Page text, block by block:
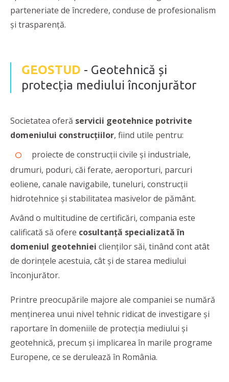
parteneriate de încredere, conduse de profesionalism
și trasparență.
GEOSTUD - Geotehnică și
protecția mediului înconjurător
Societatea oferă servicii geotehnice potrivite
domeniului construcțiilor, fiind utile pentru:
proiecte de construcții civile și industriale,
drumuri, poduri, căi ferate, aeroporturi, parcuri
eoliene, canale navigabile, tuneluri, construcții
hidrotehnice și stabilitatea masivelor de pământ.
Având o multitudine de certificări, compania este
calificată să ofere cosultanţă specializată în
domeniul geotehniei clienţilor săi, tinând cont atât
de dorinţele acestuia, cât şi de starea mediului
înconjurător.
Printre preocupările majore ale companiei se numără
menținerea unui nivel tehnic ridicat de investigare și
raportare în domeniile de protecția mediului și
geotehnică, precum și implicarea în marile programe
Europene, ce se derulează în România.